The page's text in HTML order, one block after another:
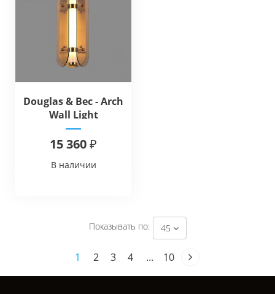
Douglas & Bec - Arch
Wall Light
15 360 ₽
В наличии
Показывать по: 45
1 2 3 4 ... 10